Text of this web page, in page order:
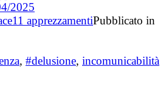
2025
11 apprezzamentiPubblicato in
, #delusione, incomunicabilità